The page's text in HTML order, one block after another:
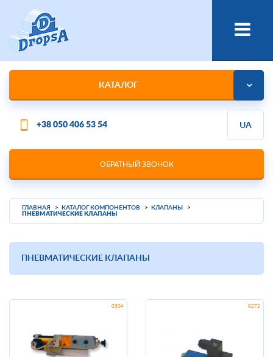
КАТАЛОГ
+38 050 406 53 54
ОБРАТНЫЙ ЗВОНОК
UA
ГЛАВНАЯ КАТАЛОГ КОМПОНЕНТОВ
КЛАПАНЫ
ПНЕВМАТИЧЕСКИЕ КЛАПАНЫ
ПНЕВМАТИЧЕСКИЕ КЛАПАНЫ